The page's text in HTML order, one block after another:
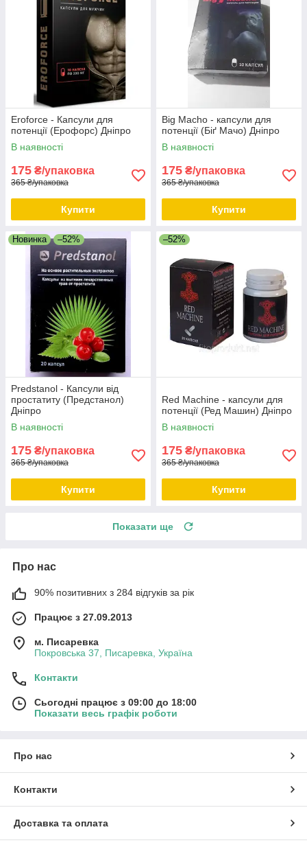
Eroforce - Капсули для
потенції (Ерофорс) Дніпро
В наявності
175 ₴/упаковка
365 ₴/упаковка
Купити
Big Macho - капсули для
потенції (Біґ Мачо) Дніпро
В наявності
175 ₴/упаковка
365 ₴/упаковка
Купити
Новинка –52%
Predstanol - Капсули від
простатиту (Предстанол)
Дніпро
В наявності
175 ₴/упаковка
365 ₴/упаковка
Купити
–52%
Red Machine - капсули для
потенції (Ред Машин) Дніпро
В наявності
175 ₴/упаковка
365 ₴/упаковка
Купити
Показати ще
Про нас
90% позитивних з 284 відгуків за рік
Працює з 27.09.2013
м. Писаревка
Покровська 37, Писаревка, Україна
Контакти
Сьогодні працює з 09:00 до 18:00
Показати весь графік роботи
Про нас
Контакти
Доставка та оплата